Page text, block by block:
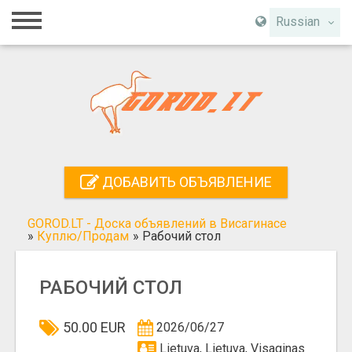
Russian
Главная
Регистрация
Поиск
ДОБАВИТЬ ОБЪЯВЛЕНИЕ
GOROD.LT - Доска объявлений в Висагинасе
» Куплю/Продам » Рабочий стол
РАБОЧИЙ СТОЛ
50.00 EUR
2026/06/27
Lietuva, Lietuva, Visaginas